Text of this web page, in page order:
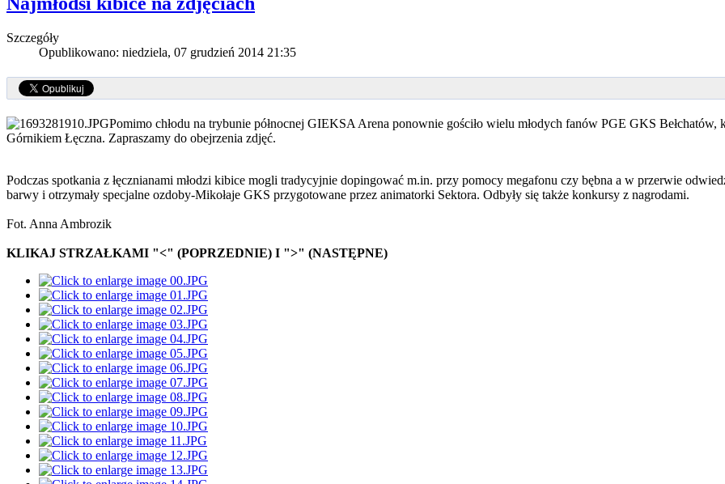
Szczegóły
Opublikowano: niedziela, 07 grudzień 2014 21:35
Pomimo chłodu na trybunie północnej GIEKSA Arena ponownie gościło wielu młodych fanów PGE GKS
Górnikiem Łęczna. Zapraszamy do obejrzenia zdjęć.
Podczas spotkania z łęcznianami młodzi kibice mogli tradycyjnie dopingować m.in. przy pomocy megafonu czy bębna a w przerwie
barwy i otrzymały specjalne ozdoby-Mikołaje GKS przygotowane przez animatorki Sektora. Odbyły się także konkursy z nagrodami.
Fot. Anna Ambrozik
KLIKAJ STRZAŁKAMI "<" (POPRZEDNIE) I ">" (NASTĘPNE)